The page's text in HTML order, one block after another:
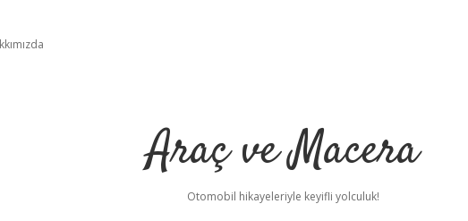
Araç ve Macera
Otomobil hikayeleriyle keyifli yolculuk!